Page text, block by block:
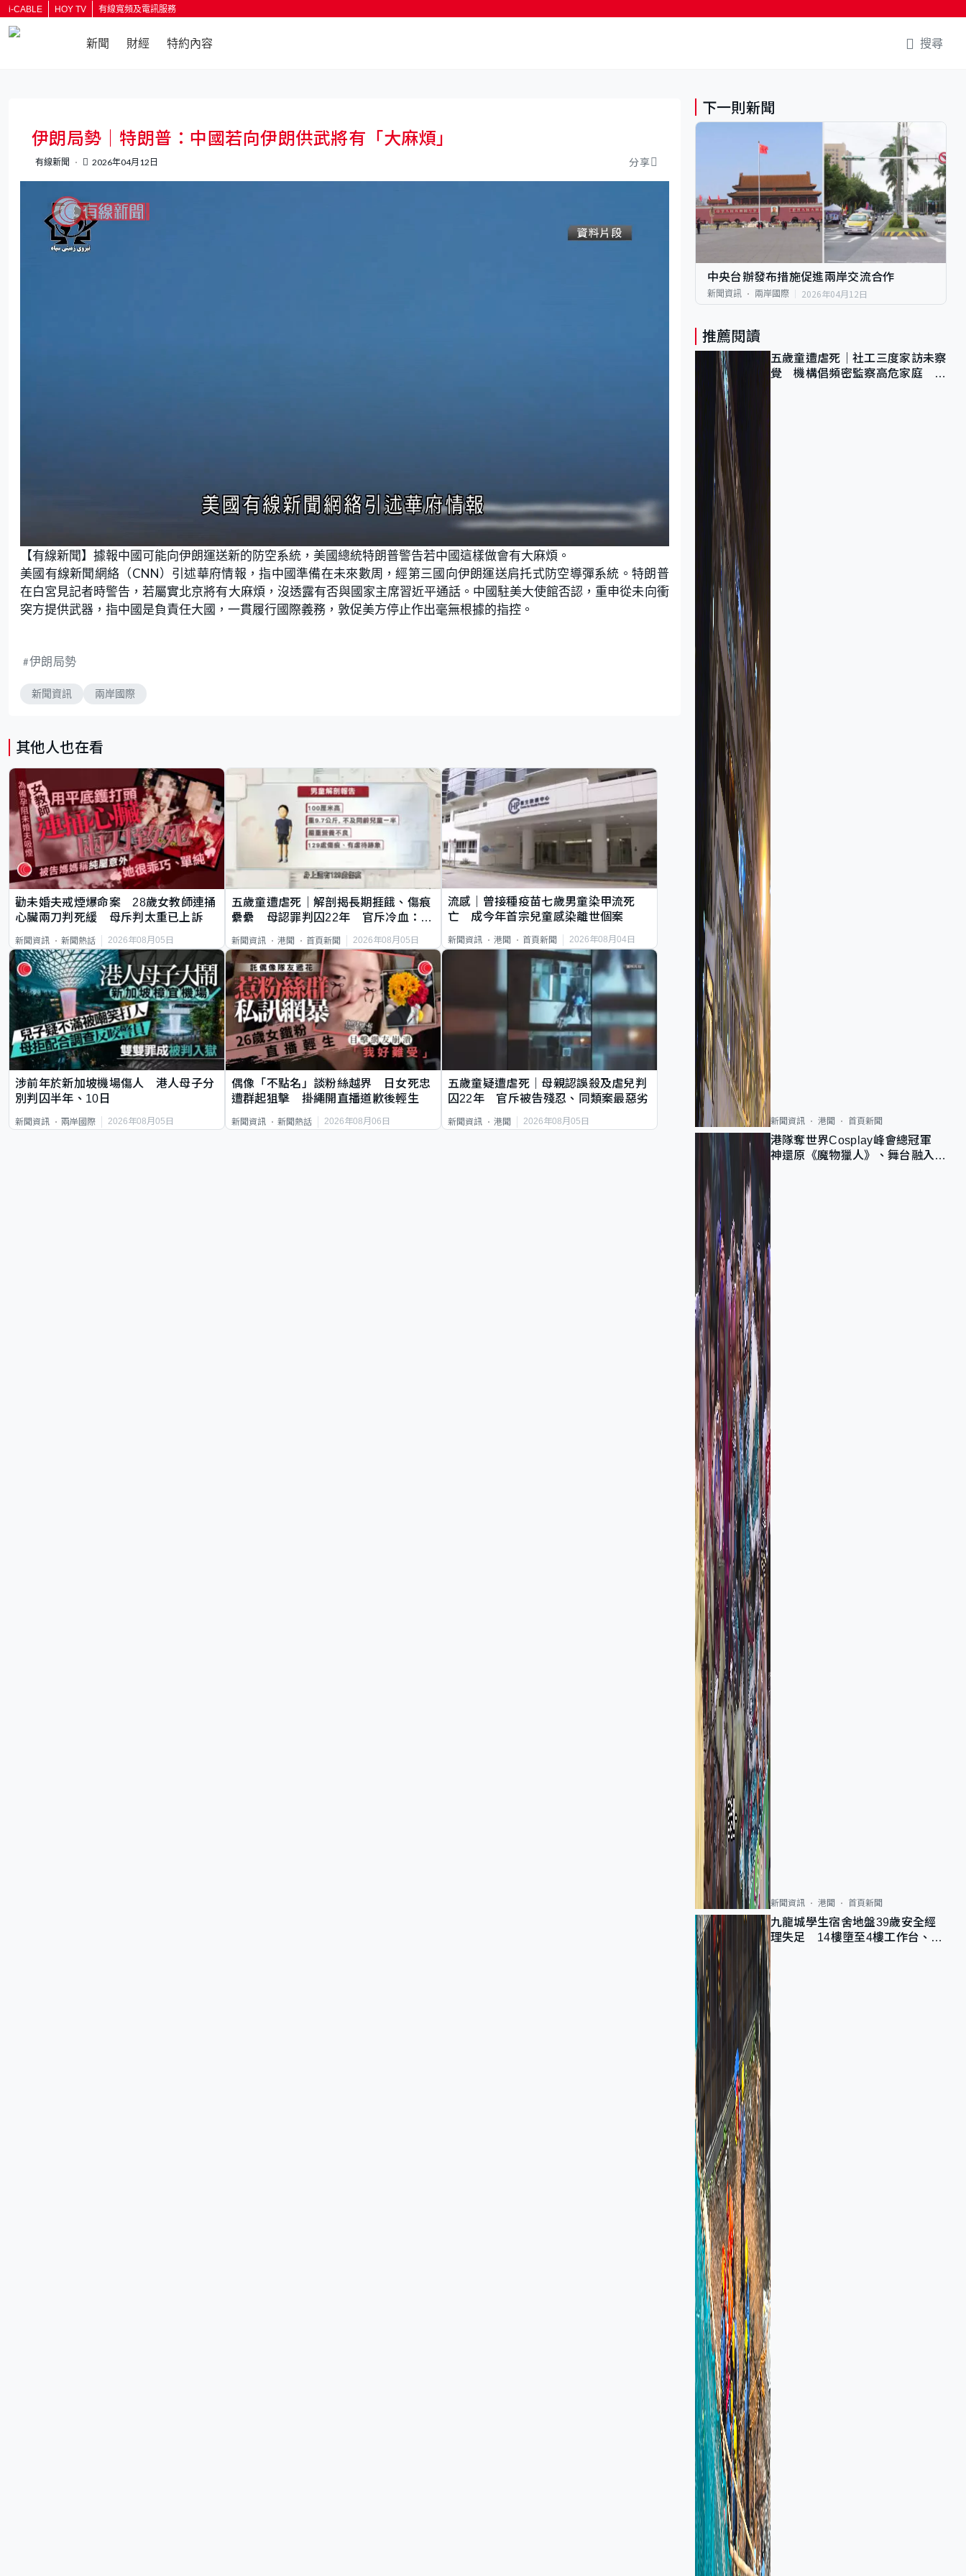
i-CABLE HOY TV 有線寬頻及電訊服務
新聞 財經 特約內容 搜尋
伊朗局勢｜特朗普：中國若向伊朗供武將有「大麻煩」
有線新聞 2026年04月12日 分享
n
m
u
t
e
a
d
d
:
1
0
.
【有線新聞】據報中國可能向伊朗運送新的防空系統，美國總統特朗普警告若中國這樣做會有大麻煩。
美國有線新聞網絡（CNN）引述華府情報，指中國準備在未來數周，經第三國向伊朗運送肩托式防空導彈系統。特朗普
在白宮見記者時警告，若屬實北京將有大麻煩，沒透露有否與國家主席習近平通話。中國駐美大使館否認，重申從未向衝
突方提供武器，指中國是負責任大國，一貫履行國際義務，敦促美方停止作出毫無根據的指控。
伊朗局勢
新聞資訊 兩岸國際
其他人也在看
勸未婚夫戒煙爆命案 28歲女教師連捅
心臟兩刀判死緩 母斥判太重已上訴
新聞資訊 新聞熱話 2026年08月05日
五歲童遭虐死｜解剖揭長期捱餓、傷痕
纍纍 母認罪判囚22年 官斥冷血：同
新聞資訊 港聞 首頁新聞 2026年08月05日
流感｜曾接種疫苗七歲男童染甲流死
亡 成今年首宗兒童感染離世個案
新聞資訊 港聞 首頁新聞 2026年08月04日
涉前年於新加坡機場傷人 港人母子分
別判囚半年、10日
新聞資訊 兩岸國際 2026年08月05日
偶像「不點名」談粉絲越界 日女死忠
遭群起狙擊 掛繩開直播道歉後輕生
新聞資訊 新聞熱話 2026年08月06日
五歲童疑遭虐死｜母親認誤殺及虐兒判
囚22年 官斥被告殘忍、同類案最惡劣
新聞資訊 港聞 2026年08月05日
下一則新聞
中央台辦發布措施促進兩岸交流合作
新聞資訊 兩岸國際 2026年04月12日
推薦閱讀
五歲童遭虐死｜社工三度家訪未察
覺 機構倡頻密監察高危家庭 管
新聞資訊 港聞 首頁新聞
港隊奪世界Cosplay峰會總冠軍
神還原《魔物獵人》、舞台融入獅
新聞資訊 港聞 首頁新聞
九龍城學生宿舍地盤39歲安全經
理失足 14樓墮至4樓工作台、送